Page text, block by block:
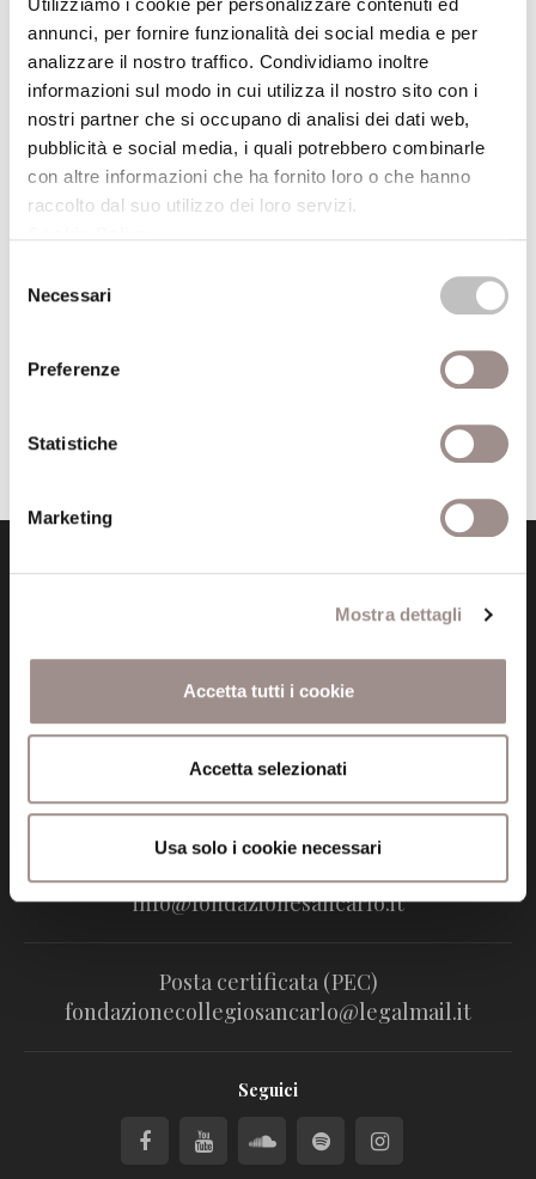
Utilizziamo i cookie per personalizzare contenuti ed
annunci, per fornire funzionalità dei social media e per
analizzare il nostro traffico. Condividiamo inoltre
informazioni sul modo in cui utilizza il nostro sito con i
nostri partner che si occupano di analisi dei dati web,
pubblicità e social media, i quali potrebbero combinarle
con altre informazioni che ha fornito loro o che hanno
raccolto dal suo utilizzo dei loro servizi.
delNecessari
Preferenze
Statistiche
Marketing
Mostra dettagli
Accetta tutti i cookie
Accetta selezionati
Usa solo i cookie necessari
pubblicazione
Recensito da
Roberto
Alessandrini
Anno recensione
1992
Pagine
Trova il volume alla Biblioteca San Carlo
Fondazione Collegio San Carlo
Via San Carlo 5
41121 Modena (MO)
P.I. 00641060363
tel. 059.421211
info@fondazionesancarlo.it
Posta certificata (PEC)
fondazionecollegiosancarlo@legalmail.it
Seguici